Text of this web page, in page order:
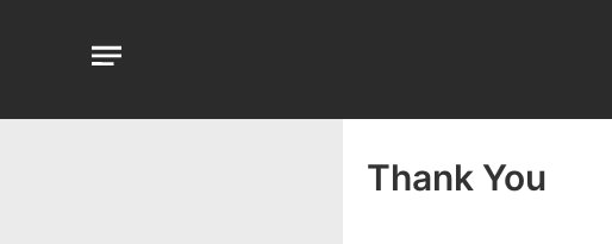
Open
menu
Thank You